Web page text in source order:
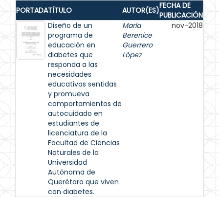
PORTADATÍTULO AUTOR(ES)FECHA DE
PUBLICACIÓN
Diseño de un
programa de
educación en
diabetes que
responda a las
necesidades
educativas sentidas
y promueva
comportamientos de
autocuidado en
estudiantes de
licenciatura de la
Facultad de Ciencias
Naturales de la
Universidad
Autónoma de
Querétaro que viven
con diabetes.
María
Berenice
Guerrero
López
nov-2018